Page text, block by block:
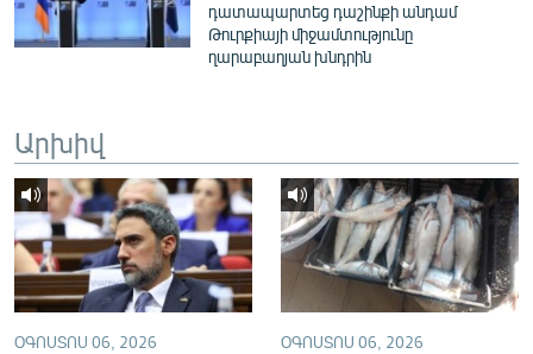
ՓՈԴՔԱՍԹ
English
Русский
ՀԵՏԵՎԵՔ ՄԵԶ
դատապարտեց դաշինքի անդամ
Թուրքիայի միջամտությունը
ղարաբաղյան խնդրին
Արխիվ
ՕԳՈՍՏՈՍ 06, 2026 ՕԳՈՍՏՈՍ 06, 2026